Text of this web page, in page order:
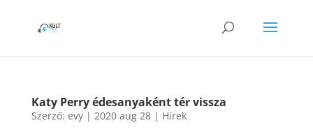
​Katy Perry édesanyaként tér vissza
Szerző: evy| 2020 aug 28| Hírek